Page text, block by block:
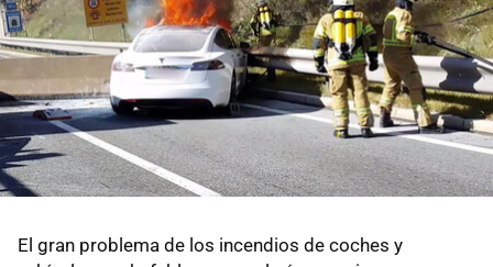
El gran problema de los incendios de coches y